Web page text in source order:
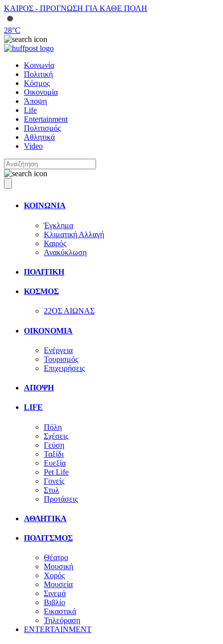
ΚΑΙΡΟΣ - ΠΡΟΓΝΩΣΗ ΓΙΑ ΚΑΘΕ ΠΟΛΗ
28°C
Κοινωνία
Πολιτική
Κόσμος
Οικονομία
Άποψη
Life
Entertainment
Πολιτισμός
Αθλητικά
Video
ΚΟΙΝΩΝΙΑ
Έγκλημα
Κλιματική Αλλαγή
Καιρός
Ανακύκλωση
ΠΟΛΙΤΙΚΗ
ΚΟΣΜΟΣ
22ΟΣ ΑΙΩΝΑΣ
ΟΙΚΟΝΟΜΙΑ
Ενέργεια
Τουρισμός
Επιχειρήσεις
ΑΠΟΨΗ
LIFE
Πόλη
Σχέσεις
Γεύση
Ταξίδι
Ευεξία
Pet Life
Γονείς
Στυλ
Προτάσεις
ΑΘΛΗΤΙΚΑ
ΠΟΛΙΤΣΜΟΣ
Θέατρο
Μουσική
Χορός
Μουσεία
Σινεμά
Βιβλίο
Εικαστικά
Τηλεόραση
ENTERTAINMENT